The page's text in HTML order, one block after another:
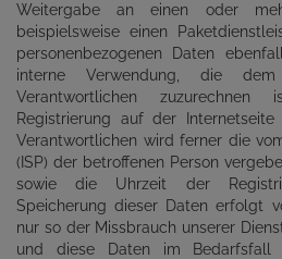
Weitergabe an einen oder
beispielsweise einen
personenbezogenen Daten
interne Verwendung, die
Verantwortlichen
Registrierung auf der
Verantwortlichen wird ferner die
(ISP) der betroffenen Person
sowie die Uhrzeit der
Speicherung dieser Daten erfolgt
nur so der Missbrauch unserer
und diese Daten im Bedarfsfall